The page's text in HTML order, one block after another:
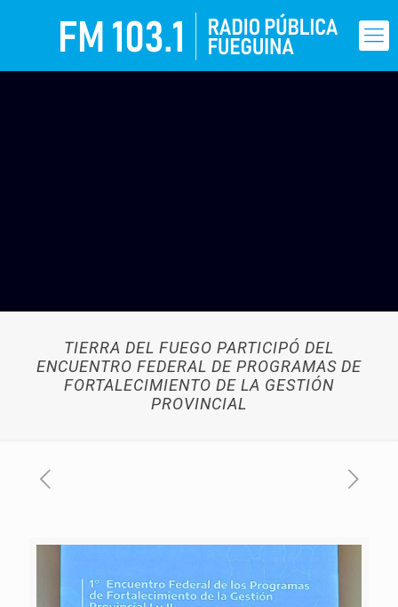
TIERRA DEL FUEGO PARTICIPÓ DEL
ENCUENTRO FEDERAL DE PROGRAMAS DE
FORTALECIMIENTO DE LA GESTIÓN
PROVINCIAL